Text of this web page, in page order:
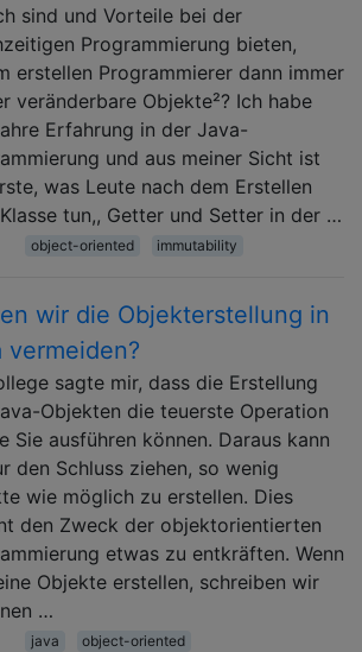
sind und Vorteile bei der
Programmierung bieten,
erstellen Programmierer dann immer
veränderbare Objekte²? Ich habe
Erfahrung in der Java-
und aus meiner Sicht ist
was Leute nach dem Erstellen
tun,, Getter und Setter in der …
object-oriented immutability
wir die Objekterstellung in
vermeiden?
sagte mir, dass die Erstellung
Objekten die teuerste Operation
Sie ausführen können. Daraus kann
den Schluss ziehen, so wenig
wie möglich zu erstellen. Dies
den Zweck der objektorientierten
etwas zu entkräften. Wenn
Objekte erstellen, schreiben wir
…
java
object-oriented